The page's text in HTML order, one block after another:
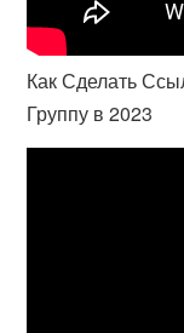
Как Сделать
Группу в 2023